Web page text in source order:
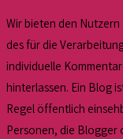
Wir bieten den
des für die
individuelle
hinterlassen. Ein Blog
Regel öffentlich
Personen, die Blogger